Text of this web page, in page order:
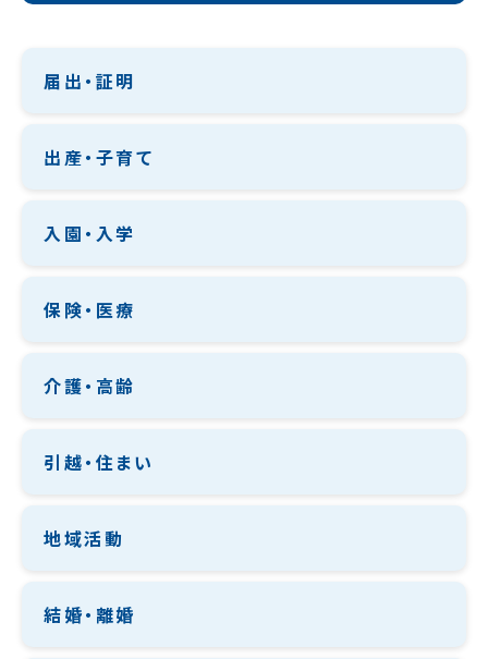
届出・証明
出産・子育て
入園・入学
保険・医療
介護・高齢
引越・住まい
地域活動
結婚・離婚